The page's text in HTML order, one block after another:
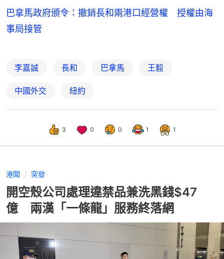
巴拿馬政府頒令：撤銷長和兩港口經營權 授權由海
事局接管
李嘉誠 長和 巴拿馬 王毅
中國外交 紐約
3 0 0 1 1
港聞 突發
開空殼公司處理違禁品兼洗黑錢$47
億 兩漢「一條龍」服務終落網